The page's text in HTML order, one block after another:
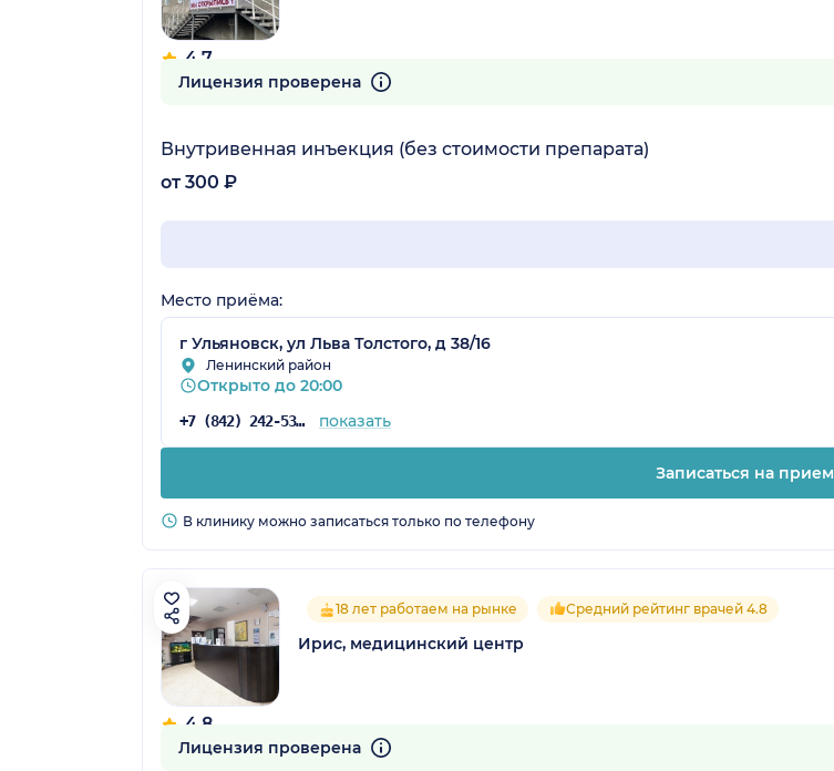
4.7
17 отзывов
Лицензия проверена
Внутривенная инъекция (без стоимости препарата)
от 300 ₽
Место приёма:
г Ульяновск, ул Льва Толстого, д 38/16
Ленинский район
Открыто до 20:00
+7 (842) 242-53-04 показать
Записаться на прием
В клинику можно записаться только по телефону
4.8
51 отзыв
18 лет работаем на рынке Средний рейтинг врачей 4.8
Ирис, медицинский центр
Лицензия проверена